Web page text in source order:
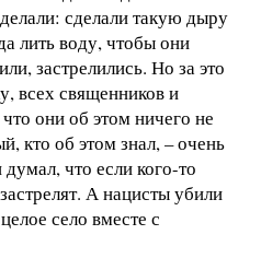
сделали такую дыру
лить воду, чтобы они
застрелились. Но за это
всех священников и
они об этом ничего не
кто об этом знал, – очень
думал, что если кого-то
А нацисты убили
село вместе с